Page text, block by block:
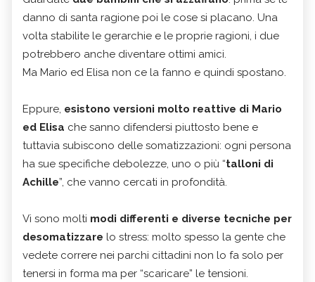
danno di santa ragione poi le cose si placano. Una
volta stabilite le gerarchie e le proprie ragioni, i due
potrebbero anche diventare ottimi amici.
Ma Mario ed Elisa non ce la fanno e quindi spostano.
Eppure, esistono versioni molto reattive di Mario
ed Elisa che sanno difendersi piuttosto bene e
tuttavia subiscono delle somatizzazioni: ogni persona
ha sue specifiche debolezze, uno o più “talloni di
Achille”, che vanno cercati in profondità.
Vi sono molti modi differenti e diverse tecniche per
desomatizzare lo stress: molto spesso la gente che
vedete correre nei parchi cittadini non lo fa solo per
tenersi in forma ma per “scaricare” le tensioni.